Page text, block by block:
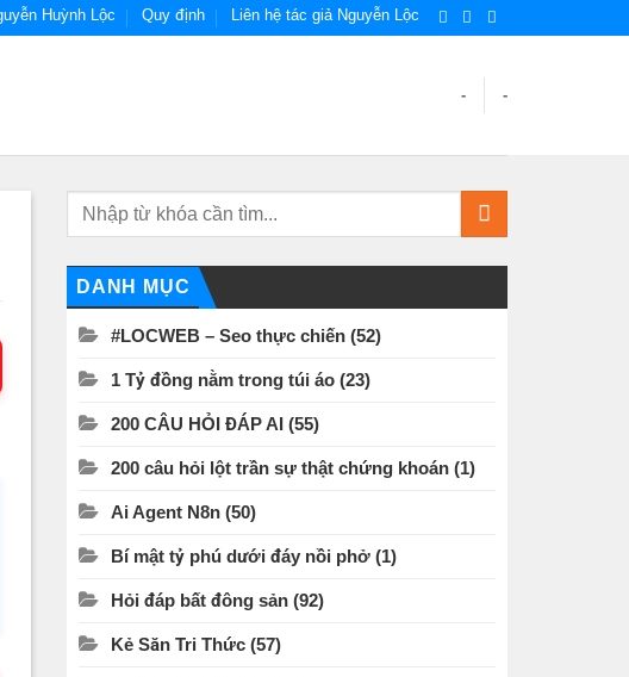
Huỳnh Lộc Quy định Liên hệ tác giả Nguyễn Lộc
- -
DANH MỤC
#LOCWEB – Seo thực chiến (52)
1 Tỷ đồng nằm trong túi áo (23)
200 CÂU HỎI ĐÁP AI (55)
200 câu hỏi lột trần sự thật chứng khoán (1)
Ai Agent N8n (50)
Bí mật tỷ phú dưới đáy nồi phở (1)
Hỏi đáp bất đông sản (92)
Kẻ Săn Tri Thức (57)